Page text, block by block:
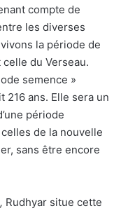
compte de
les diverses
la période de
du Verseau.
semence »
216 ans. Elle sera un
période
de la nouvelle
sans être encore
Rudhyar situe cette